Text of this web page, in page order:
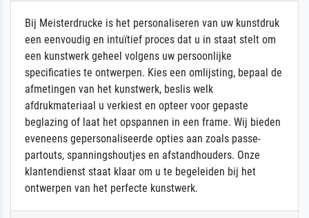
Bij Meisterdrucke is het personaliseren van uw kunstdruk
een eenvoudig en intuïtief proces dat u in staat stelt om
een kunstwerk geheel volgens uw persoonlijke
specificaties te ontwerpen. Kies een omlijsting, bepaal de
afmetingen van het kunstwerk, beslis welk
afdrukmateriaal u verkiest en opteer voor gepaste
beglazing of laat het opspannen in een frame. Wij bieden
eveneens gepersonaliseerde opties aan zoals passe-
partouts, spanningshoutjes en afstandhouders. Onze
klantendienst staat klaar om u te begeleiden bij het
ontwerpen van het perfecte kunstwerk.